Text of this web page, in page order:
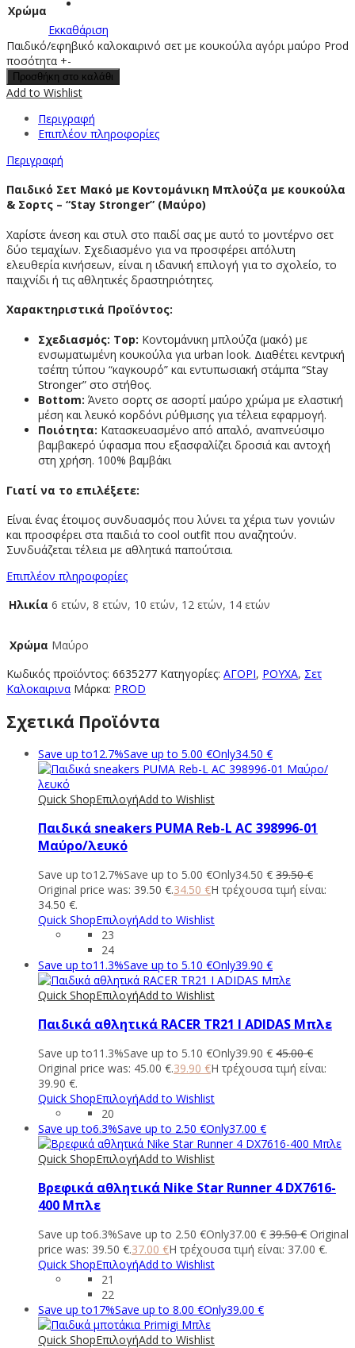
Χρώμα
Εκκαθάριση
Παιδικό/εφηβικό καλοκαιρινό σετ με κουκούλα αγόρι μαύρο Prod
ποσότητα +-
Προσθήκη στο καλάθι
Add to Wishlist
Περιγραφή
Επιπλέον πληροφορίες
Περιγραφή
Παιδικό Σετ Μακό με Κοντομάνικη Μπλούζα με κουκούλα
& Σορτς – “Stay Stronger” (Μαύρο)
Χαρίστε άνεση και στυλ στο παιδί σας με αυτό το μοντέρνο σετ
δύο τεμαχίων. Σχεδιασμένο για να προσφέρει απόλυτη
ελευθερία κινήσεων, είναι η ιδανική επιλογή για το σχολείο, το
παιχνίδι ή τις αθλητικές δραστηριότητες.
Χαρακτηριστικά Προϊόντος:
Σχεδιασμός: Top: Κοντομάνικη μπλούζα (μακό) με
ενσωματωμένη κουκούλα για urban look. Διαθέτει κεντρική
τσέπη τύπου “καγκουρό” και εντυπωσιακή στάμπα “Stay
Stronger” στο στήθος.
Bottom: Άνετο σορτς σε ασορτί μαύρο χρώμα με ελαστική
μέση και λευκό κορδόνι ρύθμισης για τέλεια εφαρμογή.
Ποιότητα: Κατασκευασμένο από απαλό, αναπνεύσιμο
βαμβακερό ύφασμα που εξασφαλίζει δροσιά και αντοχή
στη χρήση. 100% βαμβάκι
Γιατί να το επιλέξετε:
Είναι ένας έτοιμος συνδυασμός που λύνει τα χέρια των γονιών
και προσφέρει στα παιδιά το cool outfit που αναζητούν.
Συνδυάζεται τέλεια με αθλητικά παπούτσια.
Επιπλέον πληροφορίες
Ηλικία 6 ετών, 8 ετών, 10 ετών, 12 ετών, 14 ετών
Χρώμα Μαύρο
Κωδικός προϊόντος: 6635277 Κατηγορίες: ΑΓΟΡΙ, ΡΟΥΧΑ, Σετ
Καλοκαιρινα Μάρκα: PROD
Σχετικά Προϊόντα
Save up to12.7%Save up to 5.00 €Only34.50 €
Quick ShopΕπιλογήAdd to Wishlist
Παιδικά sneakers PUMA Reb-L AC 398996-01
Μαύρο/λευκό
Save up to12.7%Save up to 5.00 €Only34.50 € 39.50€
Original price was: 39.50 €.34.50 €Η τρέχουσα τιμή είναι:
34.50 €.
Quick ShopΕπιλογήAdd to Wishlist
23
24
Save up to11.3%Save up to 5.10 €Only39.90 €
Quick ShopΕπιλογήAdd to Wishlist
Παιδικά αθλητικά RACER TR21 I ADIDAS Μπλε
Save up to11.3%Save up to 5.10 €Only39.90 € 45.00€
Original price was: 45.00 €.39.90 €Η τρέχουσα τιμή είναι:
39.90 €.
Quick ShopΕπιλογήAdd to Wishlist
20
Save up to6.3%Save up to 2.50 €Only37.00 €
Quick ShopΕπιλογήAdd to Wishlist
Βρεφικά αθλητικά Nike Star Runner 4 DX7616-
400 Μπλε
Save up to6.3%Save up to 2.50 €Only37.00 € 39.50€ Original
price was: 39.50 €.37.00 €Η τρέχουσα τιμή είναι: 37.00 €.
Quick ShopΕπιλογήAdd to Wishlist
21
22
Save up to17%Save up to 8.00 €Only39.00 €
Quick ShopΕπιλογήAdd to Wishlist